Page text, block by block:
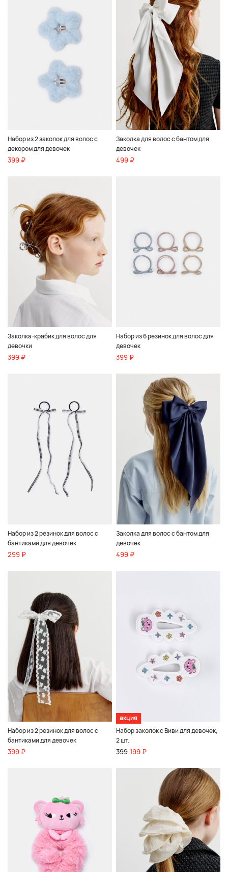
Набор из 2 заколок для волос с
декором для девочек
399 ₽
Заколка для волос с бантом для
девочек
499 ₽
Заколка-крабик для волос для
девочки
399 ₽
Набор из 6 резинок для волос для
девочек
399 ₽
Набор из 2 резинок для волос с
бантиками для девочек
299 ₽
Заколка для волос с бантом для
девочек
499 ₽
Набор из 2 резинок для волос с
бантиками для девочек
399 ₽
акция
Набор заколок с Виви для девочек,
2 шт.
399 199 ₽